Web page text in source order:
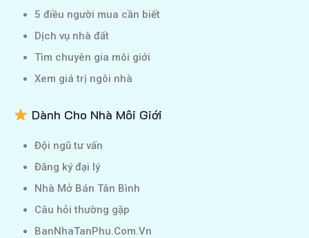
5 điều người mua cần biết
Dịch vụ nhà đất
Tìm chuyên gia môi giới
Xem giá trị ngôi nhà
Dành Cho Nhà Môi Giới
Đội ngũ tư vấn
Đăng ký đại lý
Nhà Mở Bán Tân Bình
Câu hỏi thường gặp
BanNhaTanPhu.Com.Vn